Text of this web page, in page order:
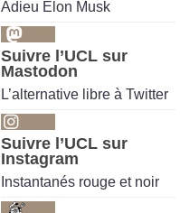
Adieu Elon Musk
Suivre l’UCL sur
Mastodon
L’alternative libre à Twitter
Suivre l’UCL sur
Instagram
Instantanés rouge et noir